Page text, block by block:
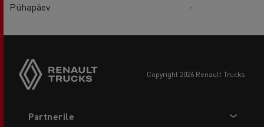
Pühapäev
-
copyright 2026 Renault Trucks
menu
Partnerile